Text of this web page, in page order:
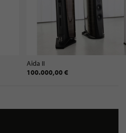
Aida II
100.000,00 €